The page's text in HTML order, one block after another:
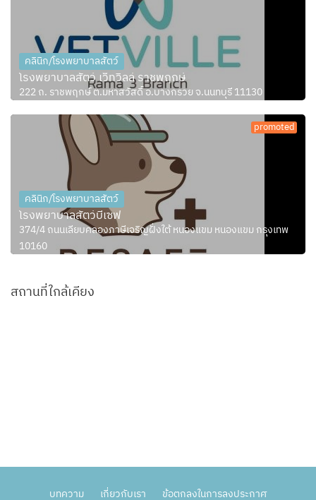
คลินิก/โรงพยาบาลสัตว์
โรงพยาบาลสัตว์ เว็ทวิลล์ ราชพฤกษ์
222 ถ. ราชพฤกษ์ ต.มหาสวัสดิ์ อ.บางกรวย จ.นนทบุรี 11130
promoted
คลินิก/โรงพยาบาลสัตว์
โรงพยาบาลสัตว์บีเซฟ
374/4 ถนนเลียบคลองภาษีเจริญฝั่งใต้ หนองแขม หนองแขม กรุงเทพ
10160
สถานที่ใกล้เคียง
บทความ เกี่ยวกับเรา ข้อตกลงในการลงประกาศ